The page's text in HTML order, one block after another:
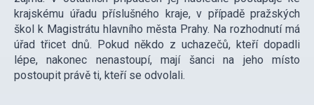
krajskému úřadu příslušného kraje, v případě pražských
škol k Magistrátu hlavního města Prahy. Na rozhodnutí má
úřad třicet dnů. Pokud někdo z uchazečů, kteří dopadli
lépe, nakonec nenastoupí, mají šanci na jeho místo
postoupit právě ti, kteří se odvolali.